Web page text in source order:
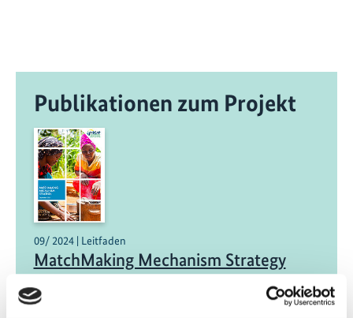
Publikationen zum Projekt
09/ 2024 | Leitfaden
MatchMaking Mechanism Strategy